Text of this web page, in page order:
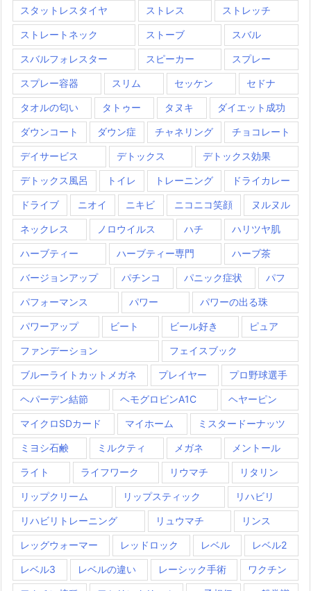
スタットレスタイヤ ストレス ストレッチ
ストレートネック ストーブ スバル
スバルフォレスター スピーカー スプレー
スプレー容器 スリム セッケン セドナ
タオルの匂い タトゥー タヌキ ダイエット成功
ダウンコート ダウン症 チャネリング チョコレート
デイサービス デトックス デトックス効果
デトックス風呂 トイレ トレーニング ドライカレー
ドライブ ニオイ ニキビ ニコニコ笑顔 ヌルヌル
ネックレス ノロウイルス ハチ ハリツヤ肌
ハーブティー ハーブティー専門 ハーブ茶
バージョンアップ パチンコ パニック症状 パフ
パフォーマンス パワー パワーの出る珠
パワーアップ ビート ビール好き ピュア
ファンデーション フェイスブック
ブルーライトカットメガネ プレイヤー プロ野球選手
ヘパーデン結節 ヘモグロビンA1C ヘヤーピン
マイクロSDカード マイホーム ミスタードーナッツ
ミヨシ石鹸 ミルクティ メガネ メントール
ライト ライフワーク リウマチ リタリン
リップクリーム リップスティック リハビリ
リハビリトレーニング リュウマチ リンス
レッグウォーマー レッドロック レベル レベル2
レベル3 レベルの違い レーシック手術 ワクチン